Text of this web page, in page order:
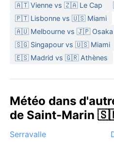
🇦🇹 Vienne vs 🇿🇦 Le Cap
🇵🇹 Lisbonne vs 🇺🇸 Miami
🇦🇺 Melbourne vs 🇯🇵 Osaka
🇸🇬 Singapour vs 🇺🇸 Miami
🇪🇸 Madrid vs 🇬🇷 Athènes
Météo dans
de Saint-Marin
Serravalle